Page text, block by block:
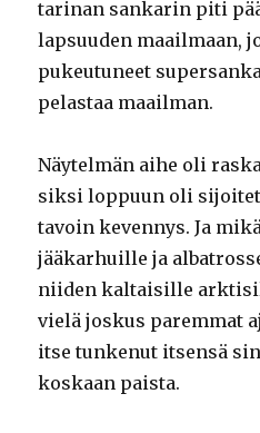
tarinan sankarin piti
lapsuuden maailmaan,
pukeutuneet
pelastaa maailman.
Näytelmän aihe oli
siksi loppuun oli
tavoin kevennys. Ja
jääkarhuille ja
niiden kaltaisille
vielä joskus paremmat
itse tunkenut itsensä
koskaan paista.